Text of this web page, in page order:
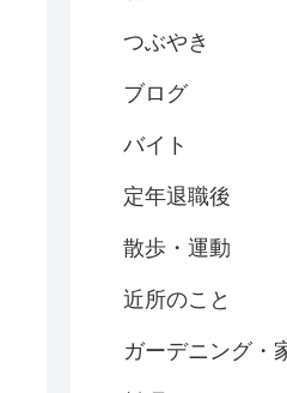
つぶやき
ブログ
バイト
定年退職後
散歩・運動
近所のこと
ガーデニング・